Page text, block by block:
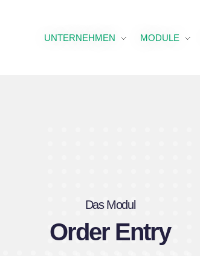
UNTERNEHMEN MODULE
Das Modul
Order Entry